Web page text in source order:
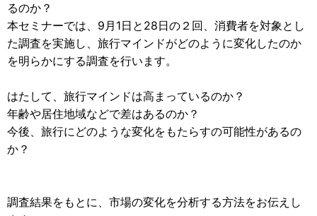
るのか？
本セミナーでは、9月1日と28日の２回、消費者を対象とし
た調査を実施し、旅行マインドがどのように変化したのか
を明らかにする調査を行います。
はたして、旅行マインドは高まっているのか？
年齢や居住地域などで差はあるのか？
今後、旅行にどのような変化をもたらすの可能性があるの
か？
調査結果をもとに、市場の変化を分析する方法をお伝えし